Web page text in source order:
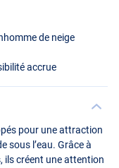
de neige
accrue
pour une attraction
sous l’eau. Grâce à
ils créent une attention